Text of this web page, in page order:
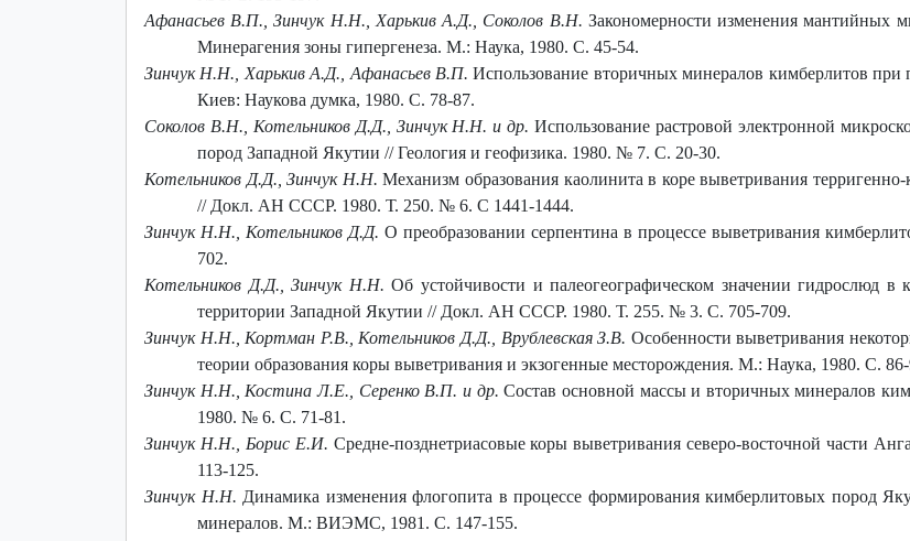
Афанасьев В.П., Зинчук Н.Н., Харькив А.Д., Соколов В.Н. Закономерности изменения мантийных
Минерагения зоны гипергенеза. М.: Наука, 1980. С. 45-54.
Зинчук Н.Н., Харькив А.Д., Афанасьев В.П.Использование вторичных минералов кимберлитов
Киев: Наукова думка, 1980. С. 78-87.
Соколов В.Н., Котельников Д.Д., Зинчук Н.Н. и др. Использование растровой электронной
пород Западной Якутии // Геология и геофизика. 1980. № 7. С. 20-30.
Котельников Д.Д., Зинчук Н.Н.Механизм образования каолинита в коре выветривания
// Докл. АН СССР. 1980. Т. 250. № 6. С 1441-1444.
Зинчук Н.Н., Котельников Д.Д. О преобразовании серпентина в процессе выветривания
702.
Котельников Д.Д., Зинчук Н.Н. Об устойчивости и палеогеографическом значении гидрослюд
территории Западной Якутии // Докл. АН СССР. 1980. Т. 255. № 3. С. 705-709.
Зинчук Н.Н., Кортман Р.В., Котельников Д.Д., Врублевская З.В. Особенности выветривания
теории образования коры выветривания и экзогенные месторождения. М.: Наука, 1980. С.
Зинчук Н.Н., Костина Л.Е., Серенко В.П. и др.Состав основной массы и вторичных минералов
1980. № 6. С. 71-81.
Зинчук Н.Н., Борис Е.И. Средне-позднетриасовые коры выветривания северо-восточной части
113-125.
Зинчук Н.Н. Динамика изменения флогопита в процессе формирования кимберлитовых пород
минералов. М.: ВИЭМС, 1981. С. 147-155.